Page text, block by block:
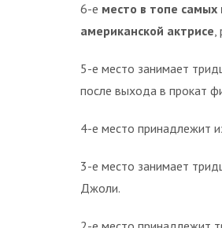
6-е место в топе
американской актрисе,
5-е место занимает
после выхода в прокат
4-е место принадлежит
3-е место занимает
Джоли.